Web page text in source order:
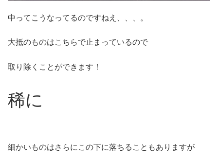
中ってこうなってるのですねえ、、、。
大抵のものはこちらで止まっているので
取り除くことができます！
稀に
細かいものはさらにこの下に落ちることもありますが